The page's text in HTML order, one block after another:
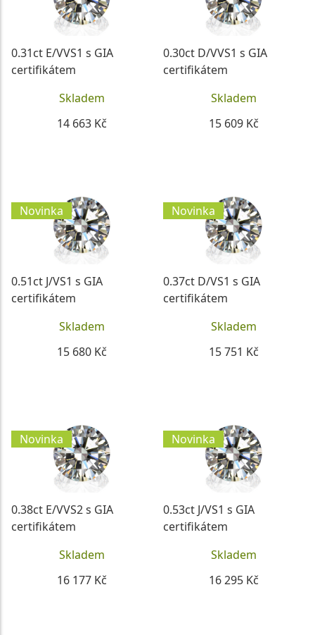
0.31ct E/VVS1 s GIA
certifikátem
Skladem
14 663 Kč
0.30ct D/VVS1 s GIA
certifikátem
Skladem
15 609 Kč
Novinka
0.51ct J/VS1 s GIA
certifikátem
Skladem
15 680 Kč
Novinka
0.37ct D/VS1 s GIA
certifikátem
Skladem
15 751 Kč
Novinka
0.38ct E/VVS2 s GIA
certifikátem
Skladem
16 177 Kč
Novinka
0.53ct J/VS1 s GIA
certifikátem
Skladem
16 295 Kč